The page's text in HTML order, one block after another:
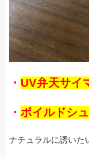
・ UV弁天サイ
・ ボイルドシ
ナチュラルに誘いた